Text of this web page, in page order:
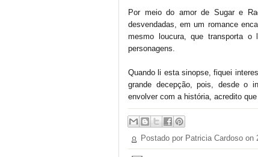
Por meio do amor de Sugar e
desvendadas, em um romance
mesmo loucura, que transporta o
personagens.
Quando li esta sinopse, fiquei
grande decepção, pois, desde o
envolver com a história, acredito
Postado por Patricia Cardoso on